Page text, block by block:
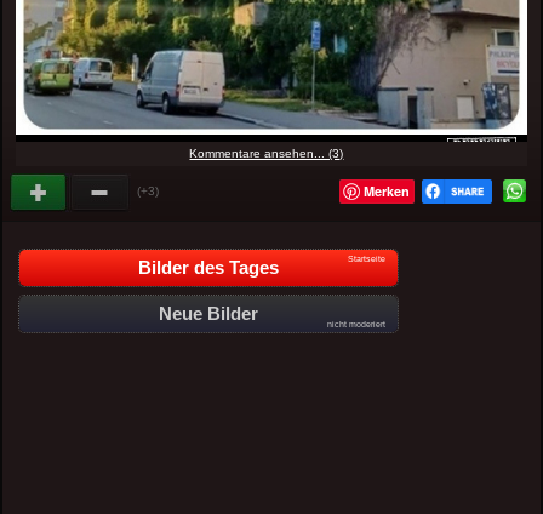
Kommentare ansehen... (3)
(+3) Merken
Bilder des Tages Startseite
Neue Bilder
nicht moderiert